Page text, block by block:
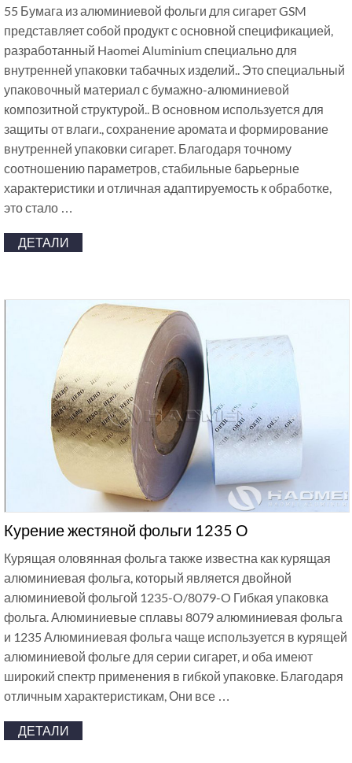
55 Бумага из алюминиевой фольги для сигарет GSM
представляет собой продукт с основной спецификацией,
разработанный Haomei Aluminium специально для
внутренней упаковки табачных изделий.. Это специальный
упаковочный материал с бумажно-алюминиевой
композитной структурой.. В основном используется для
защиты от влаги., сохранение аромата и формирование
внутренней упаковки сигарет. Благодаря точному
соотношению параметров, стабильные барьерные
характеристики и отличная адаптируемость к обработке,
это стало …
ДЕТАЛИ
Курение жестяной фольги 1235 О
Курящая оловянная фольга также известна как курящая
алюминиевая фольга, который является двойной
алюминиевой фольгой 1235-O/8079-O Гибкая упаковка
фольга. Алюминиевые сплавы 8079 алюминиевая фольга
и 1235 Алюминиевая фольга чаще используется в курящей
алюминиевой фольге для серии сигарет, и оба имеют
широкий спектр применения в гибкой упаковке. Благодаря
отличным характеристикам, Они все …
ДЕТАЛИ